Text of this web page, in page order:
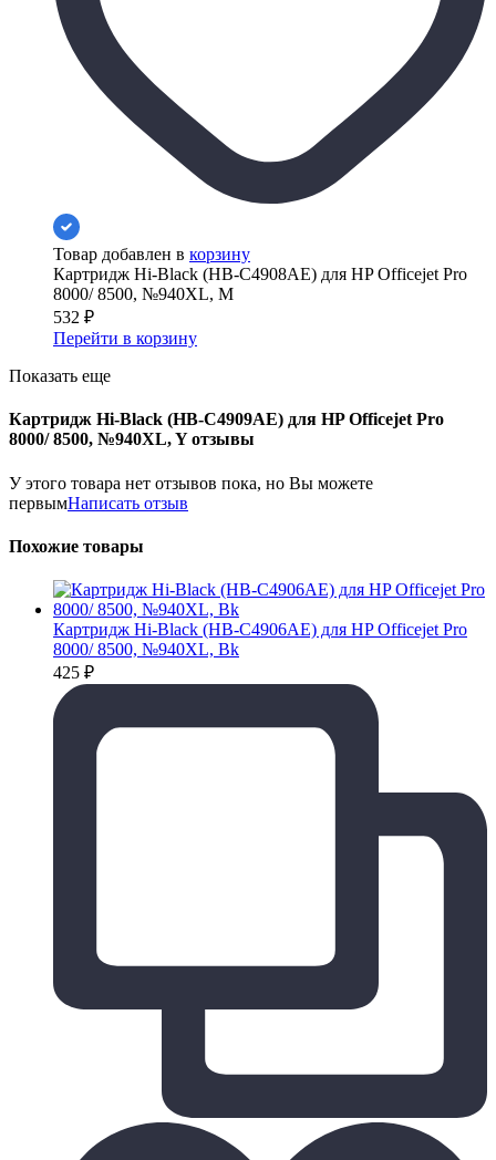
Товар добавлен в корзину
Картридж Hi-Black (HB-C4908AE) для HP Officejet Pro
8000/ 8500, №940XL, M
532 ₽
Перейти в корзину
Показать еще
Картридж Hi-Black (HB-C4909AE) для HP Officejet Pro
8000/ 8500, №940XL, Y отзывы
У этого товара нет отзывов пока, но Вы можете
первымНаписать отзыв
Похожие товары
Картридж Hi-Black (HB-C4906AE) для HP Officejet Pro
8000/ 8500, №940XL, Bk
425 ₽